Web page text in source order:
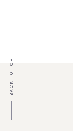
BACK TO TOP